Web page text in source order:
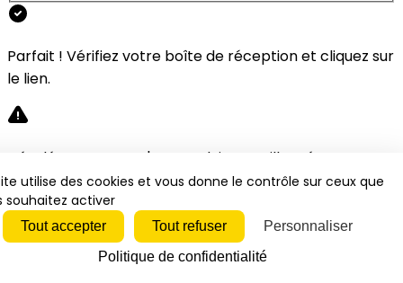
Parfait ! Vérifiez votre boîte de réception et cliquez sur
le lien.
Désolé, une erreur s'est produite. Veuillez réessayer.
Fermer
utilise des cookies et vous donne le contrôle sur ceux que
souhaitez activer
Tout accepter Tout refuser
Personnaliser
Politique de confidentialité